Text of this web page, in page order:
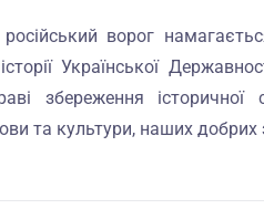
ворог
історії Української
збереження історичної
та культури, наших добрих